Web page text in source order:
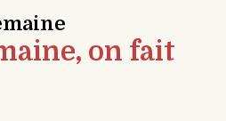
on fait